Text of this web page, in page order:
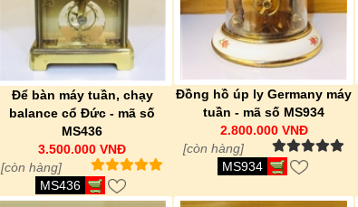
Để bàn máy tuần, chạy
balance cổ Đức - mã số
MS436
3.500.000 VNĐ
[còn hàng]
MS436
Đồng hồ úp ly Germany máy
tuần - mã số MS934
2.800.000 VNĐ
[còn hàng]
MS934